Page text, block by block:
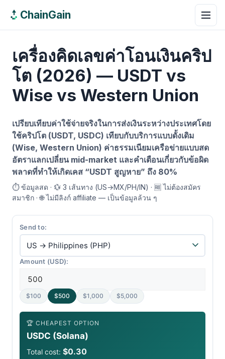
ChainGain
เครื่องคิดเลขค่าโอนเงินคริป
โต (2026) — USDT vs
Wise vs Western Union
เปรียบเทียบค่าใช้จ่ายจริงในการส่งเงินระหว่างประเทศโดย
ใช้คริปโต (USDT, USDC) เทียบกับบริการแบบดั้งเดิม
(Wise, Western Union) ค่าธรรมเนียมเครือข่ายแบบสด
อัตราแลกเปลี่ยน mid-market และคำเตือนเกี่ยวกับข้อผิด
พลาดที่ทำให้เกิดเคส “USDT สูญหาย” ถึง 80%
⏱️ ข้อมูลสด · 💱 3 เส้นทาง (US→MX/PH/IN) · 🆓 ไม่ต้องสมัคร
สมาชิก · 🌐 ไม่มีลิงก์ affiliate — เป็นข้อมูลล้วน ๆ
Send to:
Amount (USD):
$100 $500 $1,000 $5,000
🏆 CHEAPEST OPTION
USDC (Solana)
Total cost: $0.30